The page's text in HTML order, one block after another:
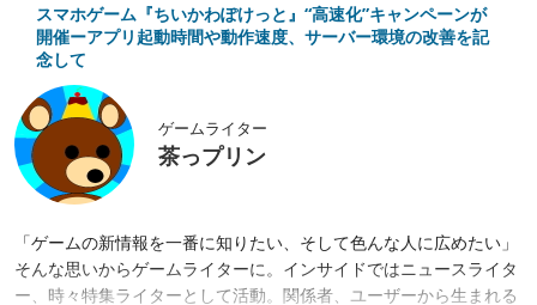
スマホゲーム『ちいかわぽけっと』“高速化”キャンペーンが
開催ーアプリ起動時間や動作速度、サーバー環境の改善を記
念して
ゲームライター
茶っプリン
「ゲームの新情報を一番に知りたい、そして色んな人に広めたい」
そんな思いからゲームライターに。インサイドではニュースライタ
ー、時々特集ライターとして活動。関係者、ユーザーから生まれる